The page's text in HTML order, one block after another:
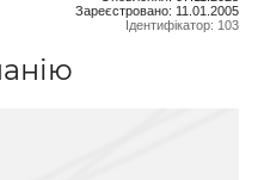
Зареєстровано: 11.01.2005
Ідентифікатор: 103